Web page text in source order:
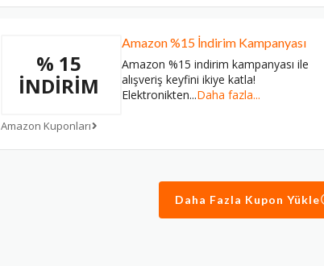
% 15
İNDIRIM
Amazon Kuponları
Amazon %15 İndirim Kampanyası
Amazon %15 indirim kampanyası ile
alışveriş keyfini ikiye katla!
Elektronikten...Daha fazla...
Daha Fazla Kupon Yükle